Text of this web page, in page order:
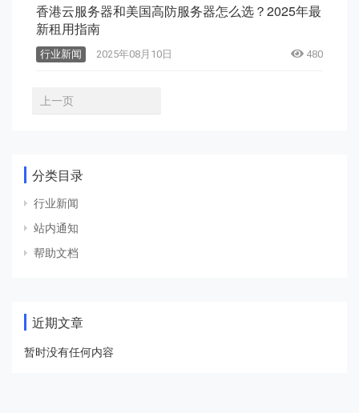
香港云服务器和美国高防服务器怎么选？2025年最
新租用指南
行业新闻 2025年08月10日 480
上一页
分类目录
行业新闻
站内通知
帮助文档
近期文章
暂时没有任何内容